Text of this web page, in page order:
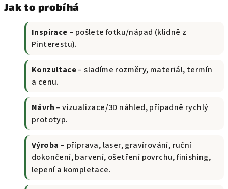
Jak to probíhá
Inspirace – pošlete fotku/nápad (klidně z
Pinterestu).
Konzultace– sladíme rozměry, materiál, termín
a cenu.
Návrh – vizualizace/3D náhled, případně rychlý
prototyp.
Výroba – příprava, laser, gravírování, ruční
dokončení, barvení, ošetření povrchu, finishing,
lepení a kompletace.